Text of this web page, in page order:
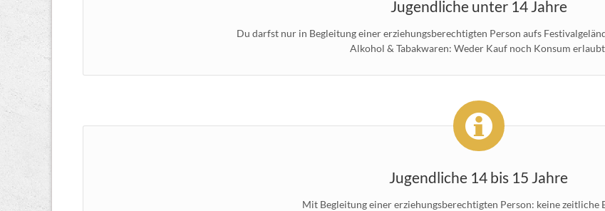
Jugendliche unter 14 Jahre
Du darfst nur in Begleitung einer erziehungsberechtigten Person aufs
Alkohol & Tabakwaren: Weder Kauf noch Konsum
Jugendliche 14 bis 15 Jahre
Mit Begleitung einer erziehungsberechtigten Person: keine zeitliche